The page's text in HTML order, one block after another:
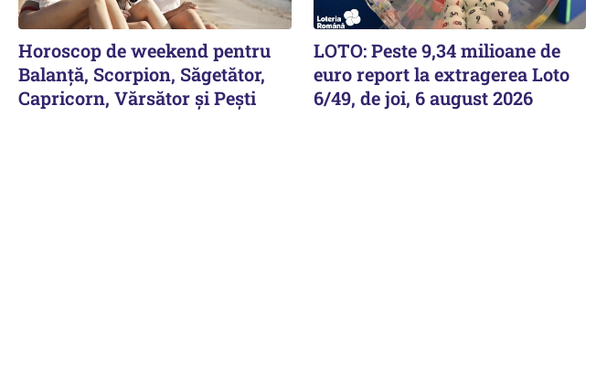
Horoscop de weekend pentru
Balanță, Scorpion, Săgetător,
Capricorn, Vărsător și Pești
LOTO: Peste 9,34 milioane de
euro report la extragerea Loto
6/49, de joi, 6 august 2026